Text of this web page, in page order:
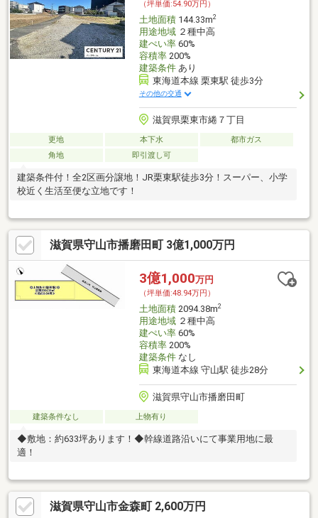
（坪単価:54.90万円）
土地面積144.33m2
用途地域２種中高
建ぺい率60%
容積率200%
建築条件あり
東海道本線 栗東駅 徒歩3分
その他の交通
滋賀県栗東市綣７丁目
更地 本下水
都市ガス
角地
即引渡し可
建築条件付！全2区画分譲地！JR栗東駅徒歩3分！スーパー、小学
校近く生活至便な立地です！
滋賀県守山市播磨田町 3億1,000万円
3億1,000万円
（坪単価:48.94万円）
土地面積2094.38m2
用途地域２種中高
建ぺい率60%
容積率200%
建築条件なし
東海道本線 守山駅 徒歩28分
滋賀県守山市播磨田町
建築条件なし 上物有り
◆敷地：約633坪あります！◆幹線道路沿いにて事業用地に最
適！
滋賀県守山市金森町 2,600万円